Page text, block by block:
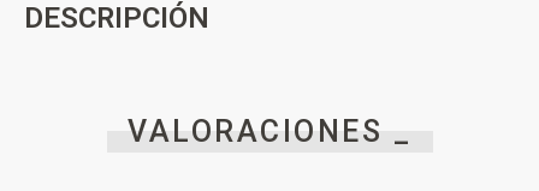
DESCRIPCIÓN
VALORACIONES _